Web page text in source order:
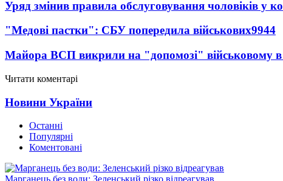
Уряд змінив правила обслуговування чоловіків у
"Медові пастки": СБУ попередила військових9944
Майора ВСП викрили на "допомозі" військовому
Читати коментарі
Новини України
Останні
Популярні
Коментовані